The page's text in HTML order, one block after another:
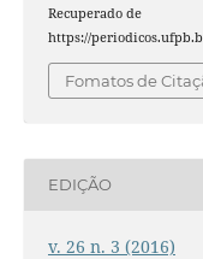
Recuperado de
https://
Fomatos de
EDIÇÃO
v. 26 n. 3 (2016)